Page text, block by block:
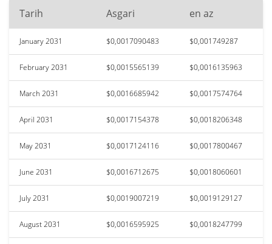
Tarih Asgari en az
January 2031 $0,0017090483 $0,001749287
February 2031 $0,0015565139 $0,0016135963
March 2031 $0,0016685942 $0,0017574764
April 2031 $0,0017154378 $0,0018206348
May 2031 $0,0017124116 $0,0017800467
June 2031 $0,0016712675 $0,0018060601
July 2031 $0,0019007219 $0,0019129127
August 2031 $0,0016595925 $0,0018247799